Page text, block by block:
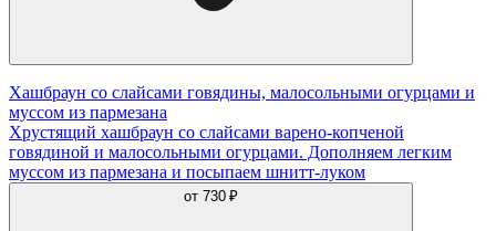
Хашбраун со слайсами говядины, малосольными огурцами и
муссом из пармезана
Хрустящий хашбраун со слайсами варено-копченой
говядиной и малосольными огурцами. Дополняем легким
муссом из пармезана и посыпаем шнитт-луком
от 730 ₽